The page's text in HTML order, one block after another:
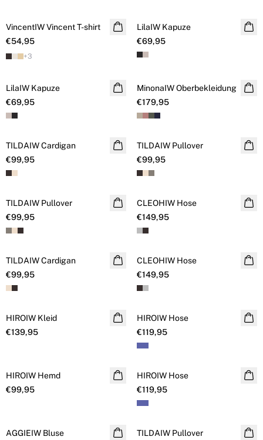
NEUHEITEN
VincentIW Vincent T-shirt
€54,95
+3
NEUHEITEN
LilaIW Kapuze
€69,95
NEUHEITEN
LilaIW Kapuze
€69,95
NEUHEITEN
MinonaIW Oberbekleidung
€179,95
NEUHEITEN
TILDAIW Cardigan
€99,95
NEUHEITEN
TILDAIW Pullover
€99,95
NEUHEITEN
TILDAIW Pullover
€99,95
NEUHEITEN
CLEOHIW Hose
€149,95
NEUHEITEN
TILDAIW Cardigan
€99,95
NEUHEITEN
CLEOHIW Hose
€149,95
NEUHEITEN
HIROIW Kleid
€139,95
NEUHEITEN
HIROIW Hose
€119,95
NEUHEITEN
HIROIW Hemd
€99,95
NEUHEITEN
HIROIW Hose
€119,95
NEUHEITEN
AGGIEIW Bluse
NEUHEITEN
TILDAIW Pullover